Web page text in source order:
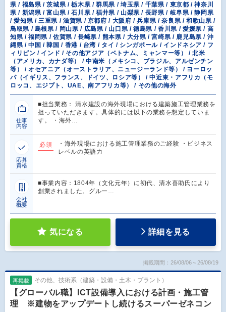
県 / 福島県 / 茨城県 / 栃木県 / 群馬県 / 埼玉県 / 千葉県 / 東京都 / 神奈川
県 / 新潟県 / 富山県 / 石川県 / 福井県 / 山梨県 / 長野県 / 岐阜県 / 静岡県
/ 愛知県 / 三重県 / 滋賀県 / 京都府 / 大阪府 / 兵庫県 / 奈良県 / 和歌山県 /
鳥取県 / 島根県 / 岡山県 / 広島県 / 山口県 / 徳島県 / 香川県 / 愛媛県 / 高
知県 / 福岡県 / 佐賀県 / 長崎県 / 熊本県 / 大分県 / 宮崎県 / 鹿児島県 / 沖
縄県 / 中国 / 韓国 / 香港 / 台湾 / タイ / シンガポール / インドネシア / フ
ィリピン / インド / その他アジア（ベトナム、ミャンマー等） / 北米
（アメリカ、カナダ等） / 中南米（メキシコ、ブラジル、アルゼンチン
等） / オセアニア（オーストラリア、ニュージーランド等） / ヨーロッ
パ（イギリス、フランス、ドイツ、ロシア等） / 中近東・アフリカ（モ
ロッコ、エジプト、UAE、南アフリカ等） / その他の海外
仕事
内容
■担当業務： 清水建設の海外現場における建築施工管理業務を
担っていただきます。具体的には以下の業務を想定していま
す。 ・海外…
応募
資格
必須
・海外現場における施工管理業務のご経験 ・ビジネス
レベルの英語力
会社
概要
■事業内容：1804年（文化元年）に初代、清水喜助氏により
創業されました。グルー…
気になる 詳細を見る
掲載期間：26/08/06～26/08/19
再掲載 その他、技術系（建築・設備・土木・プラント）
【グローバル職】ICT設備導入における計画・施工管
理 ※建物をアップデートし続けるスーパーゼネコン